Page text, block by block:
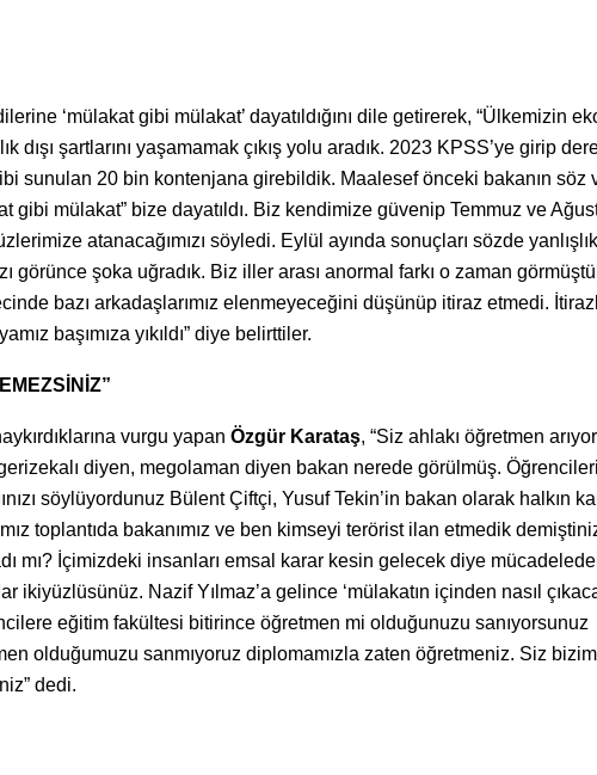
‘mülakat gibi mülakat’ dayatıldığını dile getirerek, “Ülkemizin
şartlarını yaşamamak çıkış yolu aradık. 2023 KPSS’ye girip
sunulan 20 bin kontenjana girebildik. Maalesef önceki bakanın söz
gibi mülakat” bize dayatıldı. Biz kendimize güvenip Temmuz ve
atanacağımızı söyledi. Eylül ayında sonuçları sözde
görünce şoka uğradık. Biz iller arası anormal farkı o zaman
bazı arkadaşlarımız elenmeyeceğini düşünüp itiraz etmedi.
başımıza yıkıldı” diye belirttiler.
vurgu yapan Özgür Karataş, “Siz ahlakı öğretmen
diyen, megolaman diyen bakan nerede görülmüş.
söylüyordunuz Bülent Çiftçi, Yusuf Tekin’in bakan olarak halkın
toplantıda bakanımız ve ben kimseyi terörist ilan etmedik
mı? İçimizdeki insanları emsal karar kesin gelecek diye
Nazif Yılmaz’a gelince ‘mülakatın içinden nasıl
eğitim fakültesi bitirince öğretmen mi olduğunuzu sanıyorsunuz
olduğumuzu sanmıyoruz diplomamızla zaten öğretmeniz. Siz bizim
dedi.